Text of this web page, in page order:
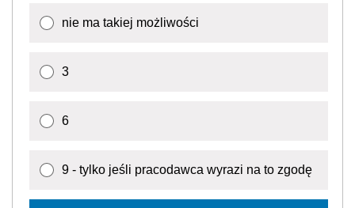
nie ma takiej możliwości
3
6
9 - tylko jeśli pracodawca wyrazi na to zgodę